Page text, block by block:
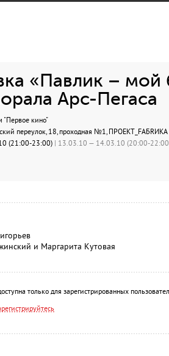
«Павлик – мой
Арс-Пегаса
"Первое кино"
переулок, 18, проходная №1, ПРОЕКТ_FАБRИКА
(21:00-23:00) | 13.03.10 — 14.03.10 (20:00-
и Маргарита Кутовая
только для зарегистрированных